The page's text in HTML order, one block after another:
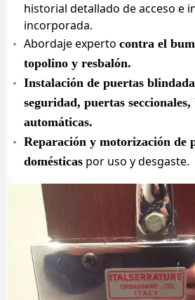
historial detallado de acceso e
incorporada.
Abordaje experto contra el
topolino y resbalón.
Instalación de puertas
seguridad, puertas seccionales,
automáticas.
Reparación y motorización de
domésticas por uso y desgaste.